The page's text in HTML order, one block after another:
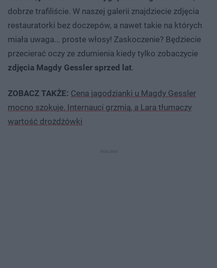
dobrze trafiliście. W naszej galerii znajdziecie zdjęcia
restauratorki bez doczepów, a nawet takie na których
miała uwaga... proste włosy! Zaskoczenie? Będziecie
przecierać oczy ze zdumienia kiedy tylko zobaczycie
zdjęcia Magdy Gessler sprzed lat.
ZOBACZ TAKŻE: Cena jagodzianki u Magdy Gessler
mocno szokuje. Internauci grzmią, a Lara tłumaczy
wartość drożdżówki